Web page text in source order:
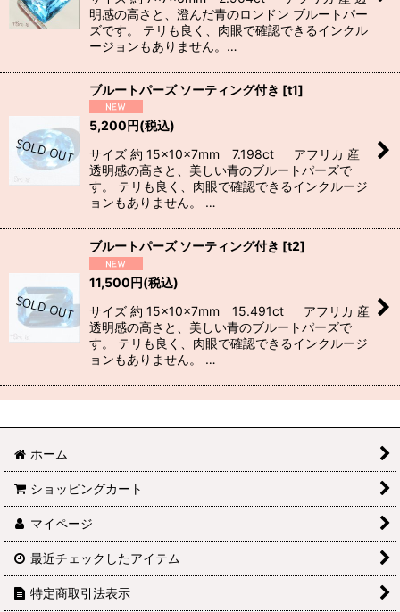
明感の高さと、澄んだ青のロンドン ブルートパー
ズです。 テリも良く、肉眼で確認できるインクル
ージョンもありません。…
ブルートパーズ ソーティング付き [t1]
5,200 円(税込)
サイズ 約 15×10×7mm 7.198ct アフリカ 産
透明感の高さと、美しい青のブルートパーズで
す。 テリも良く、肉眼で確認できるインクルージ
ョンもありません。 …
ブルートパーズ ソーティング付き [t2]
11,500円(税込)
サイズ 約 15×10×7mm 15.491ct アフリカ 産
透明感の高さと、美しい青のブルートパーズで
す。 テリも良く、肉眼で確認できるインクルージ
ョンもありません。 …
ホーム
ショッピングカート
マイページ
最近チェックしたアイテム
特定商取引法表示